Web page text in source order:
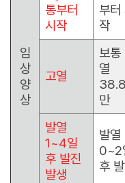
임
상
양
상
통부터
시작
부터
작
고열
보통
열
38.8
만
발열
1~4일
후 발진
발생
발열
0~2
후